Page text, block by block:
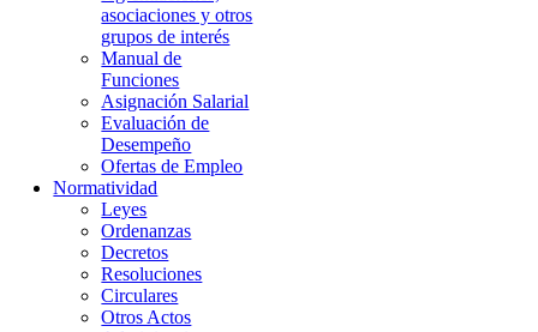
asociaciones y otros
grupos de interés
Manual de
Funciones
Asignación Salarial
Evaluación de
Desempeño
Ofertas de Empleo
Normatividad
Leyes
Ordenanzas
Decretos
Resoluciones
Circulares
Otros Actos